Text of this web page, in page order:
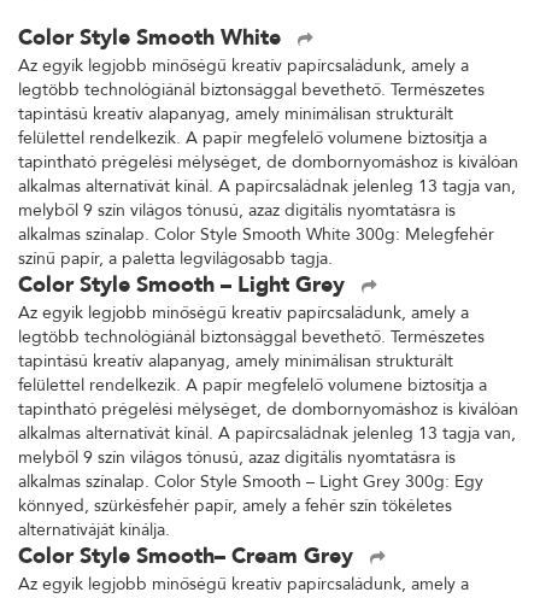
Color Style Smooth White
Az egyik legjobb minőségű kreatív papírcsaládunk, amely a
legtöbb technológiánál biztonsággal bevethető. Természetes
tapintású kreatív alapanyag, amely minimálisan strukturált
felülettel rendelkezik. A papír megfelelő volumene biztosítja a
tapintható prégelési mélységet, de dombornyomáshoz is kiválóan
alkalmas alternatívát kínál. A papírcsaládnak jelenleg 13 tagja van,
melyből 9 szín világos tónusú, azaz digitális nyomtatásra is
alkalmas színalap. Color Style Smooth White 300g: Melegfehér
színű papír, a paletta legvilágosabb tagja.
Color Style Smooth – Light Grey
Az egyik legjobb minőségű kreatív papírcsaládunk, amely a
legtöbb technológiánál biztonsággal bevethető. Természetes
tapintású kreatív alapanyag, amely minimálisan strukturált
felülettel rendelkezik. A papír megfelelő volumene biztosítja a
tapintható prégelési mélységet, de dombornyomáshoz is kiválóan
alkalmas alternatívát kínál. A papírcsaládnak jelenleg 13 tagja van,
melyből 9 szín világos tónusú, azaz digitális nyomtatásra is
alkalmas színalap. Color Style Smooth – Light Grey 300g: Egy
könnyed, szürkésfehér papír, amely a fehér szín tökéletes
alternatíváját kínálja.
Color Style Smooth– Cream Grey
Az egyik legjobb minőségű kreatív papírcsaládunk, amely a